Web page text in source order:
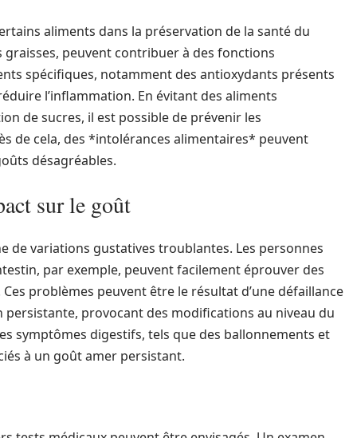
aliments dans la préservation de la santé du
graisses, peuvent contribuer à des fonctions
spécifiques, notamment des antioxydants présents
l’inflammation. En évitant des aliments
de sucres, il est possible de prévenir les
de cela, des *intolérances alimentaires* peuvent
désagréables.
sur le goût
de variations gustatives troublantes. Les personnes
par exemple, peuvent facilement éprouver des
problèmes peuvent être le résultat d’une défaillance
provocant des modifications au niveau du
symptômes digestifs, tels que des ballonnements et
à un goût amer persistant.